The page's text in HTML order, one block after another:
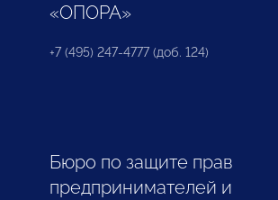
«ОПОРА»
+7 (495) 247-4777 (доб. 124)
Бюро по защите прав
предпринимателей и